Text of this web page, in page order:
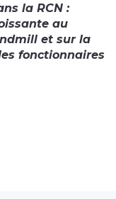
la RCN :
au
et sur la
fonctionnaires